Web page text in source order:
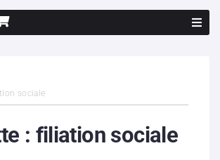
sociale
: filiation sociale